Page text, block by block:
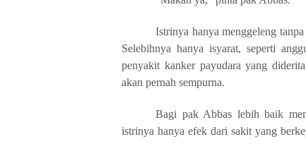
Istrinya hanya menggeleng
Selebihnya hanya isyarat, seperti
penyakit kanker payudara yang
akan pernah sempurna.
Bagi pak Abbas lebih baik
istrinya hanya efek dari sakit yang